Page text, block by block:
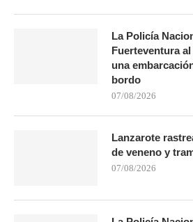
La Policía
Fuerteventura
una
bordo
07/08/2026
Lanzarote
de veneno y
07/08/2026